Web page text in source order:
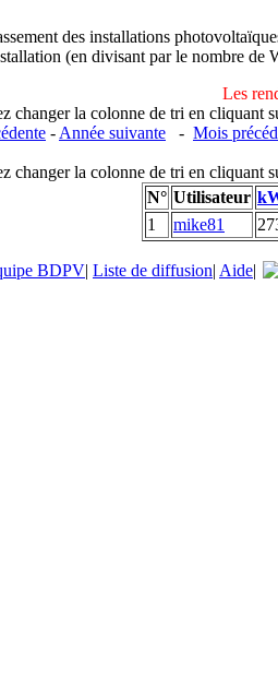
des installations
(en divisant par le nombre de
Les
changer la colonne de tri en cliquant
- Année suivante - Mois
changer la colonne de tri en cliquant
N° Utilisateur
1
mike81
BDPV| Liste de diffusion| Aide|